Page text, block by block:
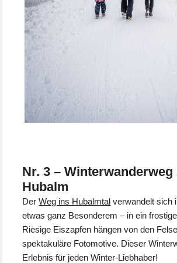
Nr. 3 – Winterwanderweg
Hubalm
DerWeg ins Hubalmtal verwandelt sich
etwas ganz Besonderem – in ein
Riesige Eiszapfen hängen von den
spektakuläre Fotomotive. Dieser
Erlebnis für jeden Winter-Liebhaber!